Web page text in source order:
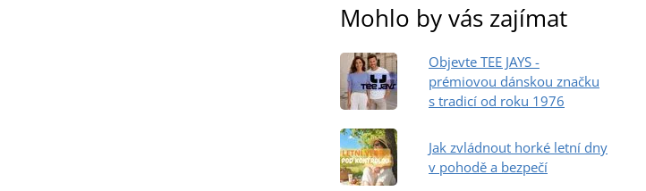
Mohlo by vás zajímat
Objevte TEE JAYS -
prémiovou dánskou značku
s tradicí od roku 1976
Jak zvládnout horké letní dny
v pohodě a bezpečí